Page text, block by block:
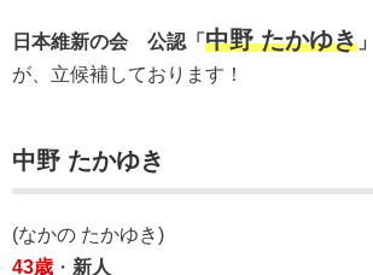
日本維新の会 公認「 中野 たかゆき 」
が、立候補しております！
中野 たかゆき
(なかの たかゆき)
43歳 ・ 新人